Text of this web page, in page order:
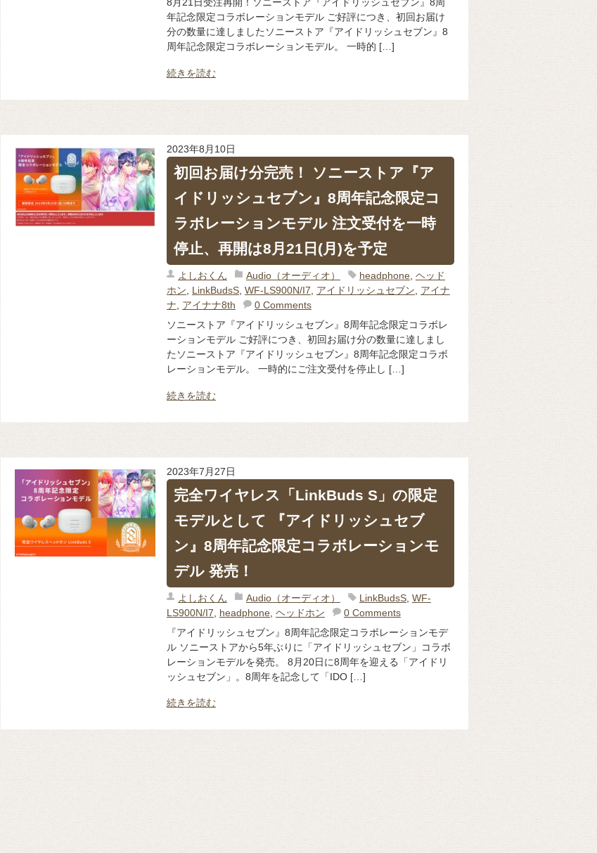
8月21日受注再開！ソニーストア『アイドリッシュセブン』8周
年記念限定コラボレーションモデル ご好評につき、初回お届け
分の数量に達しましたソニーストア『アイドリッシュセブン』8
周年記念限定コラボレーションモデル。 一時的 […]
続きを読む
2023年8月10日
初回お届け分完売！ ソニーストア『ア
イドリッシュセブン』8周年記念限定コ
ラボレーションモデル 注文受付を一時
停止、再開は8月21日(月)を予定
よしおくん Audio（オーディオ） headphone, ヘッド
ホン
LinkBudsS, WF-LS900N/I7 アイドリッシュセブン
アイナ
ナ
アイナナ8th
0 Comments
ソニーストア『アイドリッシュセブン』8周年記念限定コラボレ
ーションモデル ご好評につき、初回お届け分の数量に達しまし
たソニーストア『アイドリッシュセブン』8周年記念限定コラボ
レーションモデル。 一時的にご注文受付を停止し […]
続きを読む
2023年7月27日
完全ワイヤレス「LinkBuds S」の限定
モデルとして 『アイドリッシュセブ
ン』8周年記念限定コラボレーションモ
デル 発売！
よしおくん Audio（オーディオ） LinkBudsS, WF-
LS900N/I7
headphone, ヘッドホン
0 Comments
『アイドリッシュセブン』8周年記念限定コラボレーションモデ
ル ソニーストアから5年ぶりに「アイドリッシュセブン」コラボ
レーションモデルを発売。 8月20日に8周年を迎える「アイドリ
ッシュセブン」。8周年を記念して「IDO […]
続きを読む